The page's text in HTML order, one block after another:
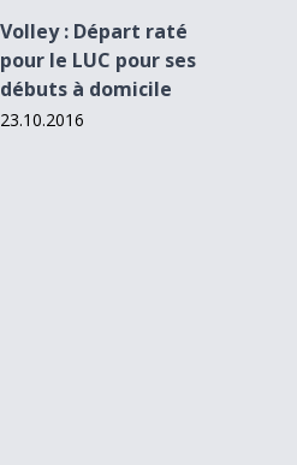
pour ses débuts à domicile
Volley : Départ raté
pour le LUC pour ses
débuts à domicile
23.10.2016